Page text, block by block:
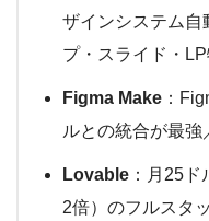
ザインシステム自
プ・スライド・
Figma Make ：
ルとの統合が最
Lovable ：月25
2倍）のフルスタ